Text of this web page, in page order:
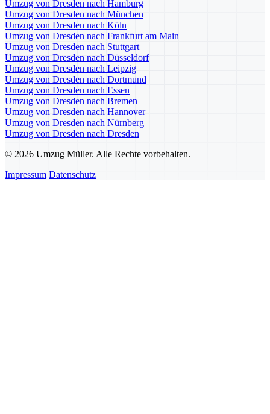
Umzug von Dresden nach Hamburg
Umzug von Dresden nach München
Umzug von Dresden nach Köln
Umzug von Dresden nach Frankfurt am Main
Umzug von Dresden nach Stuttgart
Umzug von Dresden nach Düsseldorf
Umzug von Dresden nach Leipzig
Umzug von Dresden nach Dortmund
Umzug von Dresden nach Essen
Umzug von Dresden nach Bremen
Umzug von Dresden nach Hannover
Umzug von Dresden nach Nürnberg
Umzug von Dresden nach Dresden
© 2026 Umzug Müller. Alle Rechte vorbehalten.
Impressum Datenschutz